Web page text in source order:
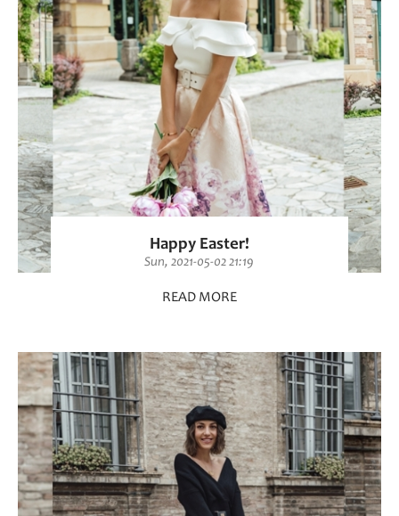
Happy Easter!
Sun, 2021-05-02 21:19
READ MORE